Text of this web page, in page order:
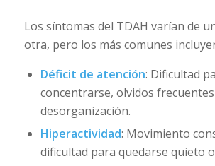
Los síntomas del TDAH varían de
otra, pero los más comunes
Déficit de atención: Dificultad
concentrarse, olvidos
desorganización.
Hiperactividad: Movimiento
dificultad para quedarse quieto